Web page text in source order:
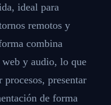
ideal para
remotos y
combina
web y audio, lo que
presentar
de forma